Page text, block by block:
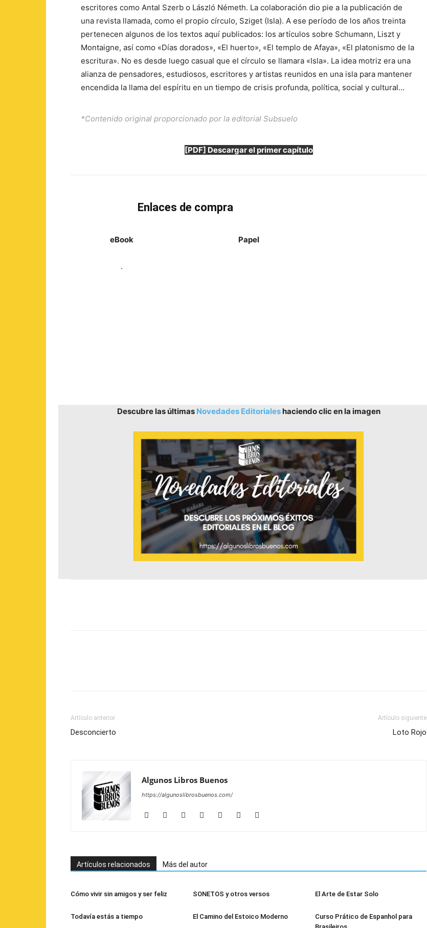
escritores como Antal Szerb o László Németh. La colaboración dio pie a la publicación de
una revista llamada, como el propio círculo, Sziget (Isla). A ese período de los años treinta
pertenecen algunos de los textos aquí publicados: los artículos sobre Schumann, Liszt y
Montaigne, así como «Días dorados», «El huerto», «El templo de Afaya», «El platonismo de la
escritura». No es desde luego casual que el círculo se llamara «Isla». La idea motriz era una
alianza de pensadores, estudiosos, escritores y artistas reunidos en una isla para mantener
encendida la llama del espíritu en un tiempo de crisis profunda, política, social y cultural…
*Contenido original proporcionado por la editorial Subsuelo
[PDF] Descargar el primer capítulo
Enlaces de compra
eBook
.
Papel
Descubre las últimas Novedades Editorialeshaciendo clic en la imagen
Artículo anterior
Desconcierto
Artículo siguiente
Loto Rojo
Algunos Libros Buenos
https://algunoslibrosbuenos.com/
Artículos relacionados Más del autor
Cómo vivir sin amigos y ser feliz SONETOS y otros versos El Arte de Estar Solo
Todavía estás a tiempo El Camino del Estoico Moderno
Curso Prático de Espanhol para